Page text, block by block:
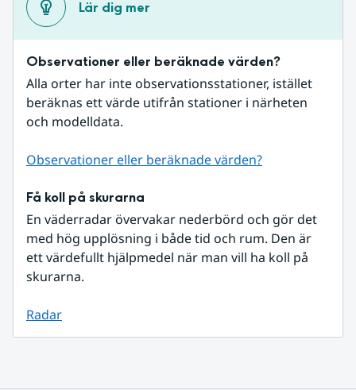
Lär dig mer
Observationer eller beräknade värden?
Alla orter har inte observationsstationer, istället
beräknas ett värde utifrån stationer i närheten
och modelldata.
Observationer eller beräknade värden?
Få koll på skurarna
En väderradar övervakar nederbörd och gör det
med hög upplösning i både tid och rum. Den är
ett värdefullt hjälpmedel när man vill ha koll på
skurarna.
Radar